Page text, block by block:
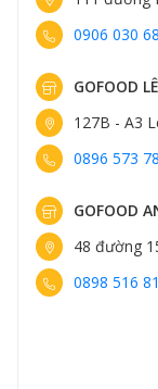
0906 030
GOFOOD
127B - A3
0896 573
GOFOOD
48 đường
0898 516